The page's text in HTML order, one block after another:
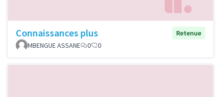
Connaissances plus
Retenue
MBENGUE ASSANE
0 0